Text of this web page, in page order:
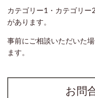
カテゴリー1・カテゴリ
があります。
事前にご相談いただいた
ます。
お問